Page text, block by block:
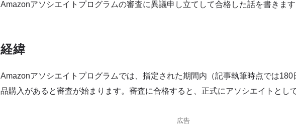
Amazonアソシエイトプログラムの審査に異議申し立てして合格した話を書きます
経緯
Amazonアソシエイトプログラムでは、指定された期間内（記事執筆時点では180
品購入があると審査が始まります。審査に合格すると、正式にアソシエイトとし
広告